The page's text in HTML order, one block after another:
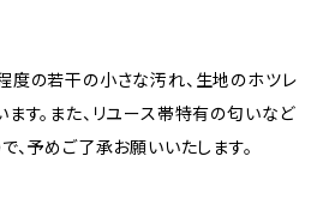
度の若干の小さな汚れ、生地のホツレ
す。また、リユース帯特有の匂いなど
、予めご了承お願いいたします。